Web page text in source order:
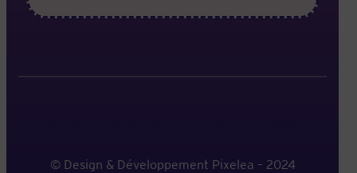
© Design & Développement Pixelea – 2024